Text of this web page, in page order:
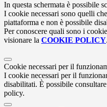
In questa schermata è possibile
I cookie necessari sono quelli
piattaforma e non è possibile
Per conoscere quali sono i
visionare la COOKIE POLICY.
Cookie necessari per il
I cookie necessari per il
disabilitati. È possibile
policy.